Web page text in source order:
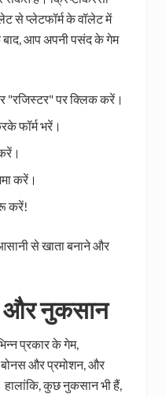
से प्लेटफॉर्म के वॉलेट में
बाद, आप अपनी पसंद के गेम
"रजिस्टर" पर क्लिक करें।
फॉर्म भरें।
करें।
करें!
से खाता बनाने और
और नुकसान
प्रकार के गेम,
बोनस और प्रमोशन, और
हालांकि, कुछ नुकसान भी हैं,